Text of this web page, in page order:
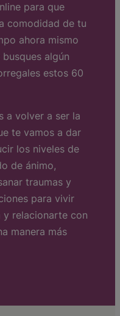
para que
comodidad de tu
ahora mismo
algún
estos 60
a volver a ser la
te vamos a dar
los niveles de
de ánimo,
traumas y
para vivir
y relacionarte con
manera más